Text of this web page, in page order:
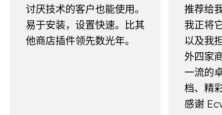
讨厌技术的客户也能使用。
易于安装，设置快速。比其
他商店插件领先数光年。
推荐给
我正将
以及我
外四家
一流的
档、精
感谢